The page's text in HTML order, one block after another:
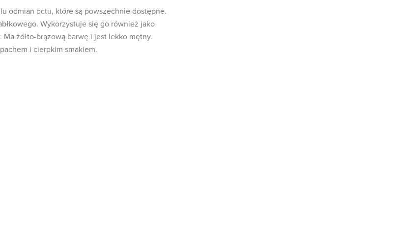
odmian octu, które są powszechnie dostępne.
Wykorzystuje się go również jako
żółto-brązową barwę i jest lekko mętny.
i cierpkim smakiem.